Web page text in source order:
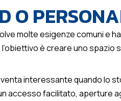
O
molte esigenze comuni e
l’obiettivo è creare uno
interessante quando lo
accesso facilitato, aperture